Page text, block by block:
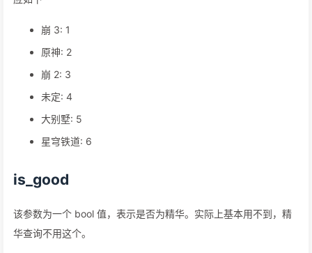
is_good
该参数为一个 bool 值，表示是否为精华。实际上基本用不到，精